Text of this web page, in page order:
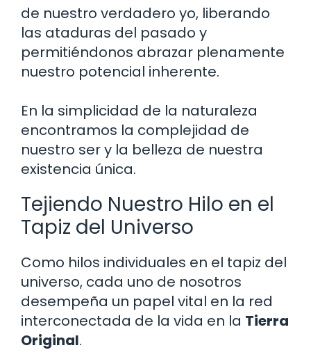
de nuestro verdadero yo, liberando
las ataduras del pasado y
permitiéndonos abrazar plenamente
nuestro potencial inherente.
En la simplicidad de la naturaleza
encontramos la complejidad de
nuestro ser y la belleza de nuestra
existencia única.
Tejiendo Nuestro Hilo en el
Tapiz del Universo
Como hilos individuales en el tapiz del
universo, cada uno de nosotros
desempeña un papel vital en la red
interconectada de la vida en la Tierra
Original.